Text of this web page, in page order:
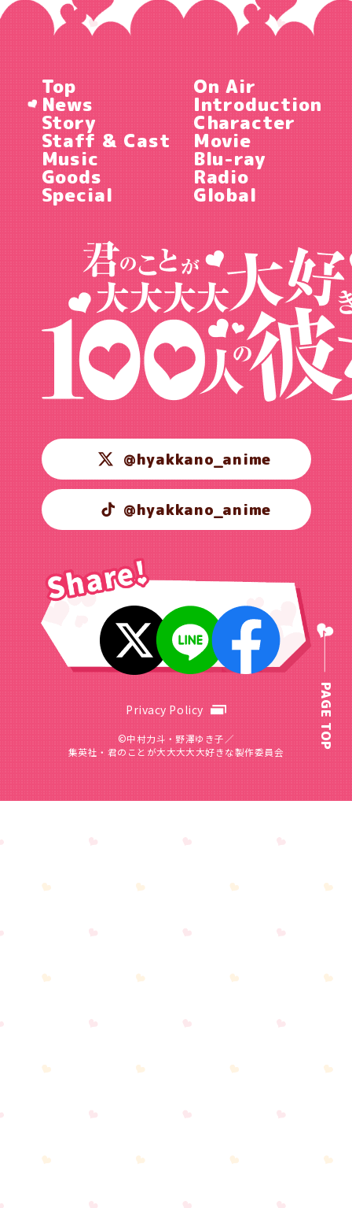
Top On Air
News Introduction
Story Character
Staff & Cast Movie
Music Blu-ray
Goods Radio
Special Global
@hyakkano_anime
@hyakkano_anime
Privacy Policy
©中村力斗・野澤ゆき子／
集英社・君のことが大大大大大好きな製作委員会
PAGE TOP